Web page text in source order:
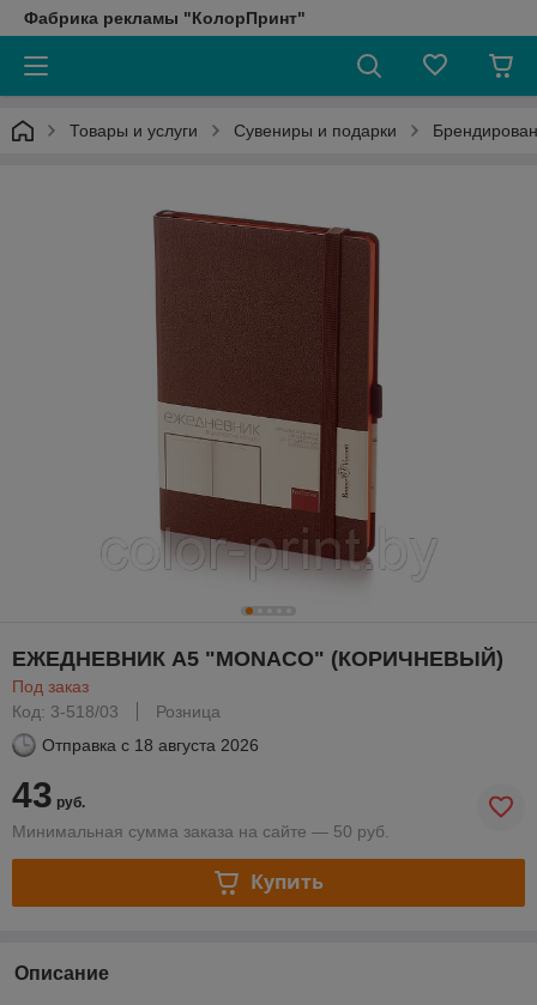
Фабрика рекламы "КолорПринт"
Товары и услуги Сувениры и подарки
ЕЖЕДНЕВНИК А5 "MONACO" (КОРИЧНЕВЫЙ)
Под заказ
Код: 3-518/03
Розница
Отправка с 18 августа 2026
43 руб.
Минимальная сумма заказа на сайте — 50 руб.
Купить
Описание